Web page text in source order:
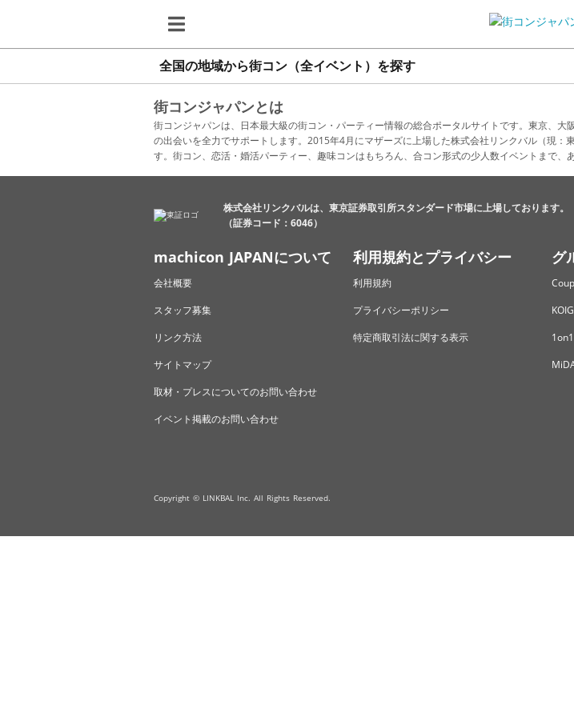
全国の地域から街コン（全イベント）を探す
街コンジャパンとは
街コンジャパンは、日本最大級の街コン・パーティー情報の総合ポータルサイトです。東京、
の出会いを全力でサポートします。2015年4月にマザーズに上場した株式会社リンクバル（現
す。街コン、恋活・婚活パーティー、趣味コンはもちろん、合コン形式の少人数イベントまで、
株式会社リンクバルは、東京証券取引所スタンダード市場に上場しております。
（証券コード：6046）
machicon JAPANについて
会社概要
スタッフ募集
リンク方法
サイトマップ
取材・プレスについてのお問い合わせ
イベント掲載のお問い合わせ
利用規約とプライバシー
利用規約
プライバシーポリシー
特定商取引法に関する表示
グ
Copyright © LINKBAL Inc. All Rights Reserved.